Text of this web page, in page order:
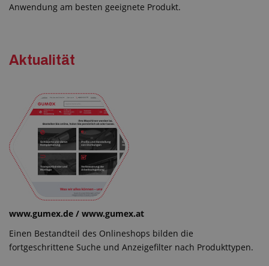
Anwendung am besten geeignete Produkt.
Aktualität
www.gumex.de / www.gumex.at
Einen Bestandteil des Onlineshops bilden die
fortgeschrittene Suche und Anzeigefilter nach Produkttypen.